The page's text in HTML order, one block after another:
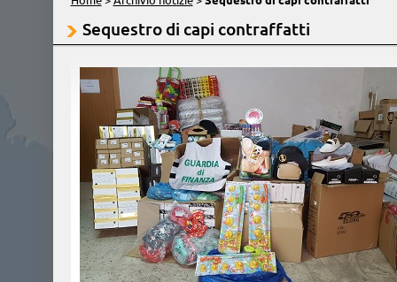
Sequestro di capi contraffatti